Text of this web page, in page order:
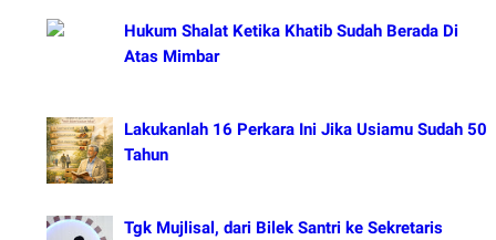
Hukum Shalat Ketika Khatib Sudah Berada Di
Atas Mimbar
Lakukanlah 16 Perkara Ini Jika Usiamu Sudah 50
Tahun
Tgk Mujlisal, dari Bilek Santri ke Sekretaris